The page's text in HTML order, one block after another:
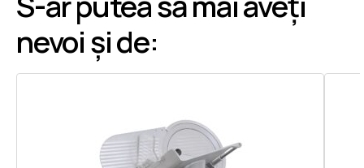
nevoi și de: